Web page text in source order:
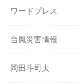
ワードプレス
台風災害情報
岡田斗司夫